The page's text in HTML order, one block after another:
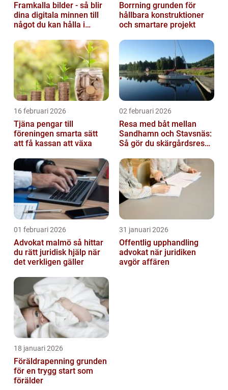
Framkalla bilder - så blir
dina digitala minnen till
något du kan hålla i
Borrning grunden för
hållbara konstruktioner
och smartare projekt
16 februari 2026
Tjäna pengar till
föreningen smarta sätt
att få kassan att växa
02 februari 2026
Resa med båt mellan
Sandhamn och Stavsnäs:
Så gör du skärgårdsresan
01 februari 2026
Advokat malmö så hittar
du rätt juridisk hjälp när
det verkligen gäller
31 januari 2026
Offentlig upphandling
advokat när juridiken
avgör affären
18 januari 2026
Föräldrapenning grunden
för en trygg start som
förälder